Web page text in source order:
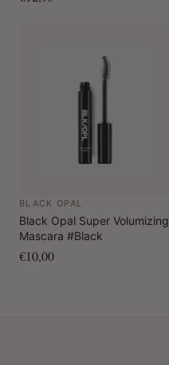
BLACK OPAL
Black Opal Super Volumizing
Mascara #Black
€10,00